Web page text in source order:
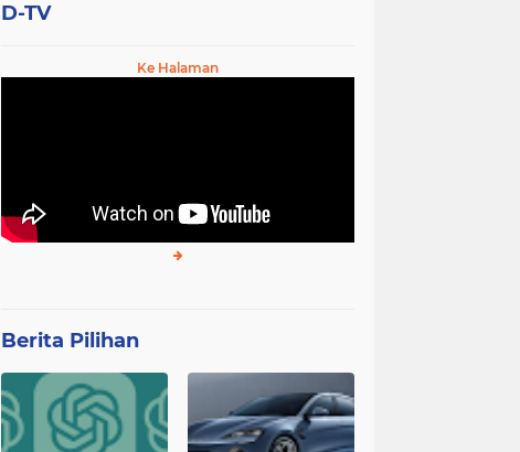
D-TV
Ke Halaman
Berita Pilihan